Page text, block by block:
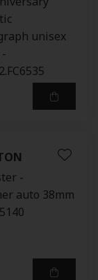
unisex
-
auto 38mm